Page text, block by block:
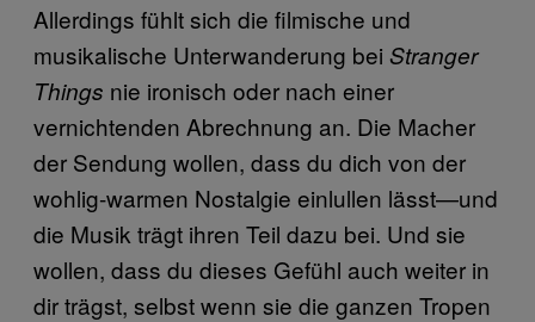
Allerdings fühlt sich die filmische und
musikalische Unterwanderung bei Stranger
Things nie ironisch oder nach einer
vernichtenden Abrechnung an. Die Macher
der Sendung wollen, dass du dich von der
wohlig-warmen Nostalgie einlullen lässt—und
die Musik trägt ihren Teil dazu bei. Und sie
wollen, dass du dieses Gefühl auch weiter in
dir trägst, selbst wenn sie die ganzen Tropen